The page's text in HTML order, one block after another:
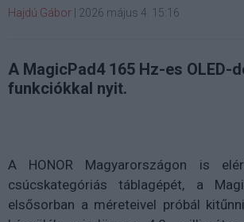
Hajdú Gábor 2026 május 4. 15:16
A MagicPad4 165 Hz-es OLED-
funkciókkal nyit.
A HONOR Magyarországon is
csúcskategóriás táblagépét, a
elsősorban a méreteivel próbál